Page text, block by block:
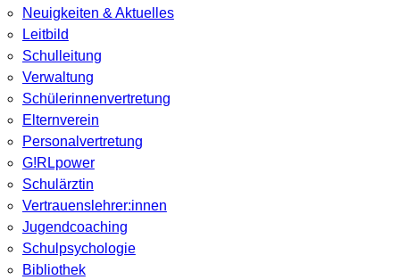
Neuigkeiten & Aktuelles
Leitbild
Schulleitung
Verwaltung
Schülerinnenvertretung
Elternverein
Personalvertretung
G!RLpower
Schulärztin
Vertrauenslehrer:innen
Jugendcoaching
Schulpsychologie
Bibliothek